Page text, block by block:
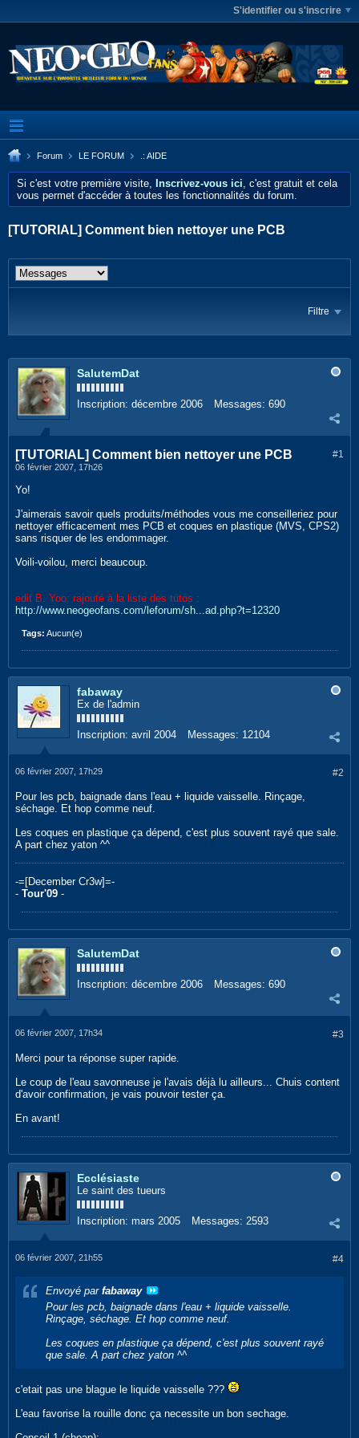
S'identifier ou s'inscrire
Forum LE FORUM .: AIDE
Si c'est votre première visite, Inscrivez-vous ici, c'est gratuit et cela
vous permet d'accéder à toutes les fonctionnalités du forum.
[TUTORIAL] Comment bien nettoyer une PCB
Filtre
SalutemDat
Inscription: décembre 2006 Messages: 690
#1
[TUTORIAL] Comment bien nettoyer une PCB
06 février 2007, 17h26
Yo!
J'aimerais savoir quels produits/méthodes vous me conseilleriez pour
nettoyer efficacement mes PCB et coques en plastique (MVS, CPS2)
sans risquer de les endommager.
Voili-voilou, merci beaucoup.
edit B. Yoo: rajouté à la liste des tutos :
http://www.neogeofans.com/leforum/sh...ad.php?t=12320
Tags: Aucun(e)
fabaway
Ex de l'admin
Inscription: avril 2004 Messages: 12104
#2
06 février 2007, 17h29
Pour les pcb, baignade dans l'eau + liquide vaisselle. Rinçage,
séchage. Et hop comme neuf.
Les coques en plastique ça dépend, c'est plus souvent rayé que sale.
A part chez yaton ^^
-=[December Cr3w]=-
- Tour'09 -
SalutemDat
Inscription: décembre 2006 Messages: 690
#3
06 février 2007, 17h34
Merci pour ta réponse super rapide.
Le coup de l'eau savonneuse je l'avais déjà lu ailleurs... Chuis content
d'avoir confirmation, je vais pouvoir tester ça.
En avant!
Ecclésiaste
Le saint des tueurs
Inscription: mars 2005 Messages: 2593
#4
06 février 2007, 21h55
Envoyé par fabaway
Pour les pcb, baignade dans l'eau + liquide vaisselle.
Rinçage, séchage. Et hop comme neuf.
Les coques en plastique ça dépend, c'est plus souvent rayé
que sale. A part chez yaton ^^
c'etait pas une blague le liquide vaisselle ???
L'eau favorise la rouille donc ça necessite un bon sechage.